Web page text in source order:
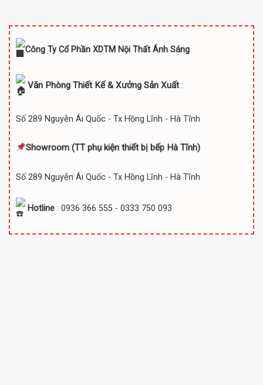
Công Ty Cổ Phần XDTM Nội Thất Ánh Sáng
Văn Phòng Thiết Kế & Xưởng Sản Xuất:
Số 289 Nguyễn Ái Quốc - Tx Hồng Lĩnh - Hà Tĩnh
Showroom (TTphụ kiện thiết bị bếp Hà Tĩnh)
Số 289 Nguyễn Ái Quốc - Tx Hồng Lĩnh - Hà Tĩnh
Hotline : 0936 366 555 - 0333 750 093